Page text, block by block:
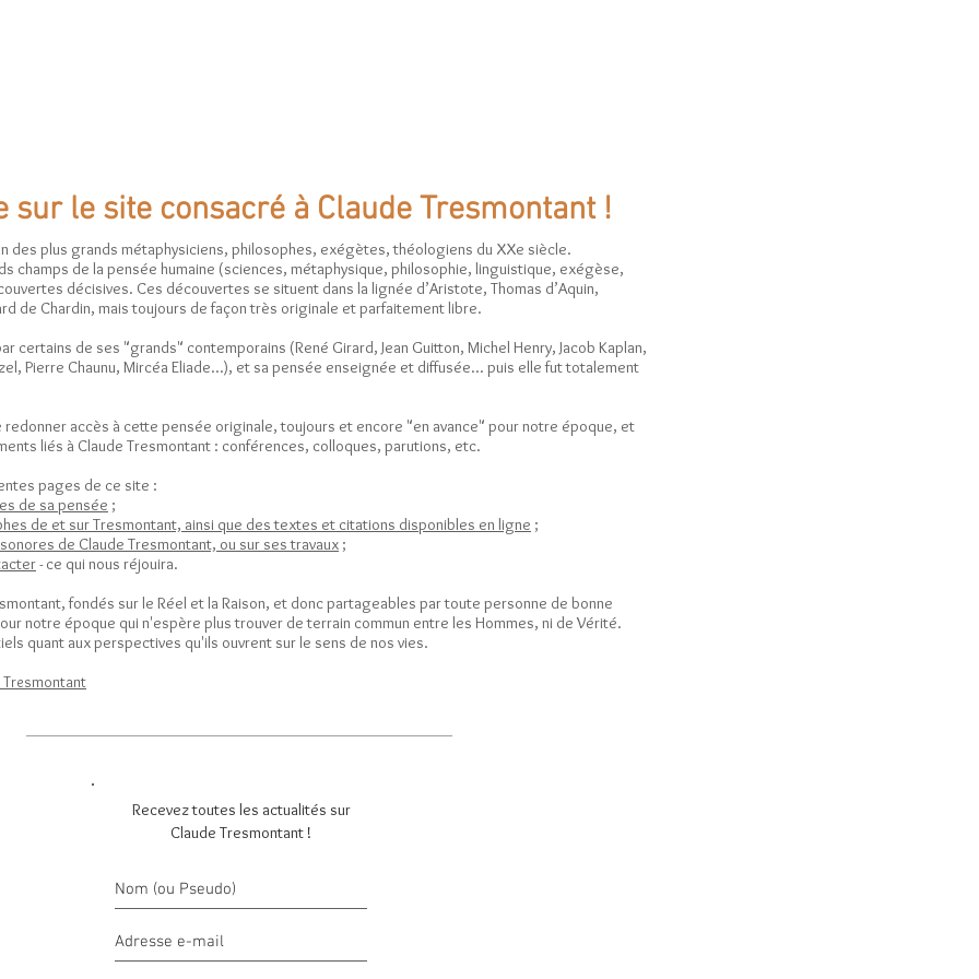
sur le site consacré à Claude Tresmontant !
des plus grands métaphysiciens, philosophes, exégètes, théologiens du XXe siècle.
champs de la pensée humaine (sciences, métaphysique, philosophie, linguistique, exégèse,
décisives. Ces découvertes se situent dans la lignée d’Aristote, Thomas d’Aquin,
de Chardin, mais toujours de façon très originale et parfaitement libre.
certains de ses "grands" contemporains (René Girard, Jean Guitton, Michel Henry, Jacob Kaplan,
Pierre Chaunu, Mircéa Eliade...), et sa pensée enseignée et diffusée... puis elle fut totalement
redonner accès à cette pensée originale, toujours et encore "en avance" pour notre époque, et
liés à Claude Tresmontant : conférences, colloques, parutions, etc.
pages de ce site :
de sa pensée ;
de et sur Tresmontant, ainsi que des textes et citations disponibles en ligne ;
de Claude Tresmontant, ou sur ses travaux ;
- ce qui nous réjouira.
fondés sur le Réel et la Raison, et donc partageables par toute personne de bonne
notre époque qui n'espère plus trouver de terrain commun entre les Hommes, ni de Vérité.
quant aux perspectives qu'ils ouvrent sur le sens de nos vies.
Tresmontant
Recevez toutes les actualités sur
Claude Tresmontant !